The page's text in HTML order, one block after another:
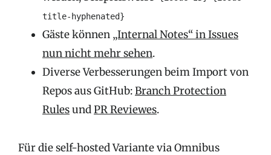
title-hyphenated}
Gäste können „Internal Notes“ in Issues
nun nicht mehr sehen.
Diverse Verbesserungen beim Import von
Repos aus GitHub:Branch Protection
RulesundPR Reviewes.
Für die self-hosted Variante via Omnibus